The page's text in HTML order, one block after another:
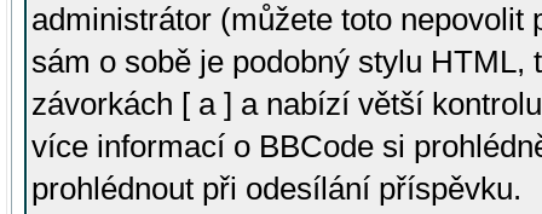
administrátor (můžete toto
sám o sobě je podobný stylu HTML,
závorkách [ a ] a nabízí větší
více informací o BBCode si
prohlédnout při odesílání příspěvku.